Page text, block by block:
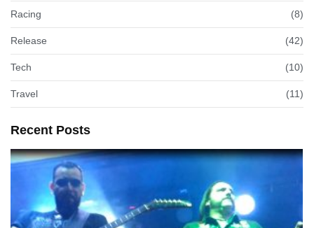
Racing (8)
Release (42)
Tech (10)
Travel (11)
Recent Posts